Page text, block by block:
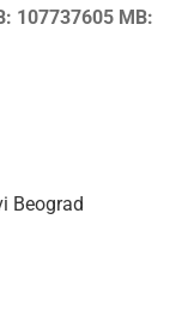
107737605 MB:
Beograd